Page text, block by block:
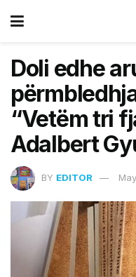
Doli edhe
“Vetëm tri
Adalbert
BY EDITOR